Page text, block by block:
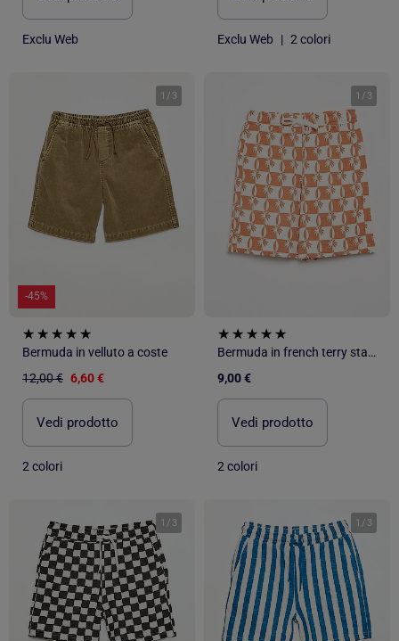
Exclu Web Exclu Web | 2 colori
1 / 3
-45%
Bermuda in velluto a coste
12,00 € 6,60 €
Vedi prodotto
2 colori
1 / 3
Bermuda in french terry stampati
9,00 €
Vedi prodotto
2 colori
1 / 3 1 / 3